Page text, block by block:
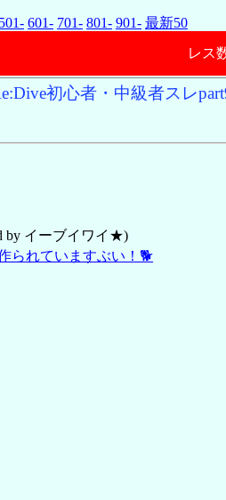
501- 601- 701- 801- 901- 最新50
レス
初心者・中級者スレ
by イーブイワイ★)
られていますぶい！🐕